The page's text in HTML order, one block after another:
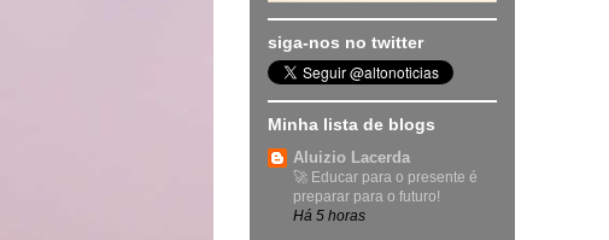
siga-nos no twitter
Minha lista de blogs
Aluizio Lacerda
🚀 Educar para o presente é
preparar para o futuro!
Há 5 horas